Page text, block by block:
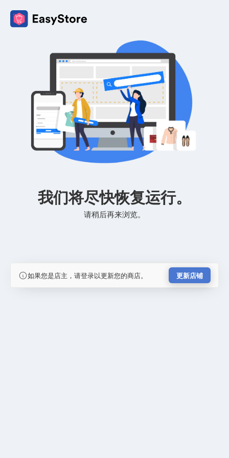
我们将尽快恢复运行。
请稍后再来浏览。
如果您是店主，请登录以更新您的商店。 更新店铺